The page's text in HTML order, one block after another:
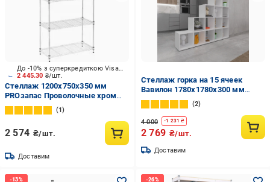
2 445.30 ₴/шт.
До -10% з суперкредиткою Visa Вигода
Стеллаж 1200x750x350 мм
PROзапас Проволочные хром
металл полки 4 шт.
хромированный
1
2 574 ₴/шт.
Доставим
Стеллаж горка на 15 ячеек
Вавилон 1780х1780х300 мм
Белый
2
4 000 -1 231 ₴
2 769 ₴/шт.
Доставим